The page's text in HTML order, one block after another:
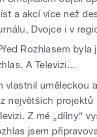
a akcí více než
Dvojce i v
Rozhlasem byla
A Televizi…
vlastnil uměleckou
největších
Z mé „dílny“
jsem